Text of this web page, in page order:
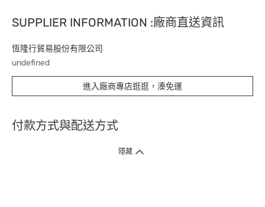
SUPPLIER INFORMATION :廠商直送資訊
恆隆行貿易股份有限公司
undefined
進入廠商專店逛逛，湊免運
付款方式與配送方式
隱藏